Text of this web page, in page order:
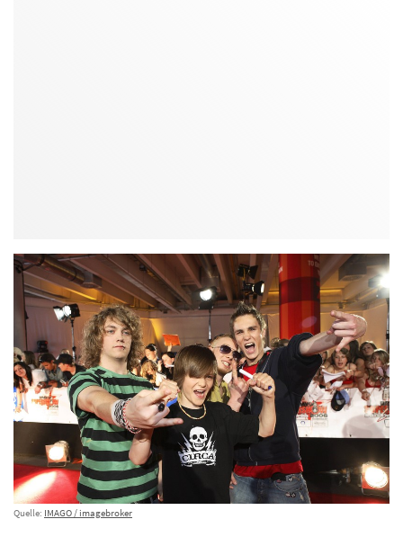
Quelle: IMAGO / imagebroker